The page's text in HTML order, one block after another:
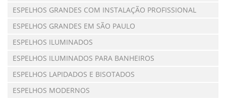
ESPELHOS GRANDES COM INSTALAÇÃO PROFISSIONAL
ESPELHOS GRANDES EM SÃO PAULO
ESPELHOS ILUMINADOS
ESPELHOS ILUMINADOS PARA BANHEIROS
ESPELHOS LAPIDADOS E BISOTADOS
ESPELHOS MODERNOS